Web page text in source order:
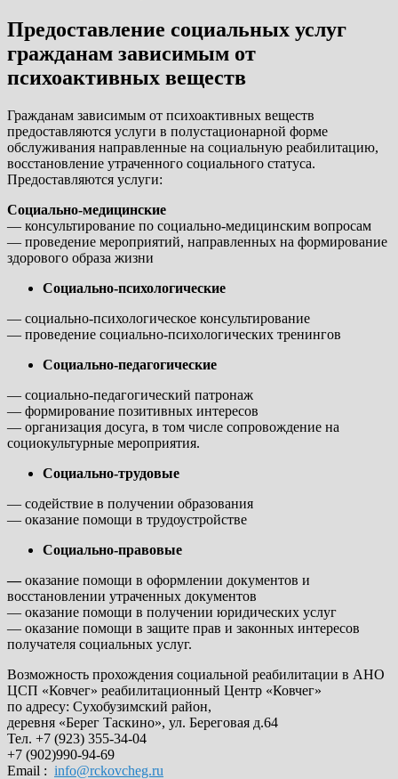
Предоставление социальных услуг
гражданам зависимым от
психоактивных веществ
Гражданам зависимым от психоактивных веществ
предоставляются услуги в полустационарной форме
обслуживания направленные на социальную реабилитацию,
восстановление утраченного социального статуса.
Предоставляются услуги:
Социально-медицинские
— консультирование по социально-медицинским вопросам
— проведение мероприятий, направленных на формирование
здорового образа жизни
Социально-психологические
— социально-психологическое консультирование
— проведение социально-психологических тренингов
Социально-педагогические
— социально-педагогический патронаж
— формирование позитивных интересов
— организация досуга, в том числе сопровождение на
социокультурные мероприятия.
Социально-трудовые
— содействие в получении образования
— оказание помощи в трудоустройстве
Социально-правовые
—оказание помощи в оформлении документов и
восстановлении утраченных документов
— оказание помощи в получении юридических услуг
— оказание помощи в защите прав и законных интересов
получателя социальных услуг.
Возможность прохождения социальной реабилитации в АНО
ЦСП «Ковчег» реабилитационный Центр «Ковчег»
по адресу: Сухобузимский район,
деревня «Берег Таскино», ул. Береговая д.64
Тел. +7 (923) 355-34-04
+7 (902)990-94-69
Email : info@rckovcheg.ru